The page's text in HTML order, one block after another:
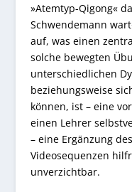
»Atemtyp-Qigong«
Schwendemann
auf, was einen
solche bewegten
unterschiedlichen
beziehungsweise
können, ist – eine
einen Lehrer
– eine Ergänzung
Videosequenzen
unverzichtbar.